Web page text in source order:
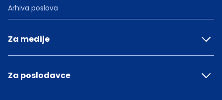
Arhiva poslova
Za medije
Za poslodavce